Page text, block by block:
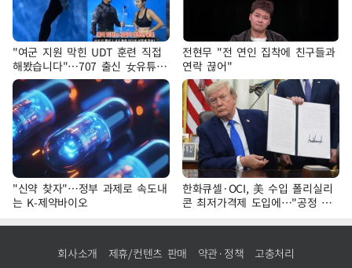
"여군 지원 막힌 UDT 훈련 직접
해봤습니다"…707 출신 女유튜버
'완벽 소화'
전현무 "전 연인 집착에 친구들과
연락 끊어"
"신약 찾자"…정부 과제로 속도내
는 K-제약바이오
한화큐셀·OCI, 美 수입 폴리실리
콘 최저가격제 도입에…"공정 경
쟁·수익성 개선 환영"
회사소개 제휴/컨텐츠 판매 약관·정책 고충처리